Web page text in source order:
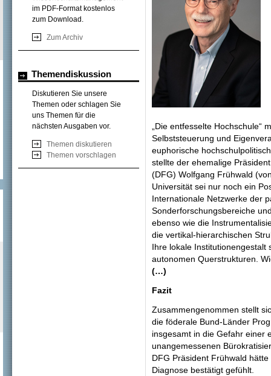
im PDF-Format kostenlos
zum Download.
Zum Archiv
Themendiskussion
Diskutieren Sie unsere
Themen oder schlagen Sie
uns Themen für die
nächsten Ausgaben vor.
Themen diskutieren
Themen vorschlagen
„Die entfesselte Hochschule“
Selbststeuerung und
euphorische
stellte der ehemalige
(DFG) Wolfgang Frühwald
Universität sei nur noch ein
Internationale Netzwerke der
Sonderforschungsbereiche
ebenso wie die
die vertikal-hierarchischen
Ihre lokale Institutionengestalt
autonomen Querstrukturen.
(…)
Fazit
Zusammengenommen stellt
die föderale Bund-Länder
insgesamt in die Gefahr einer
unangemessenen
DFG Präsident Frühwald
Diagnose bestätigt gefühlt.